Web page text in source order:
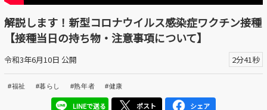
えどトピ
#えど推し
江戸川区でともに暮らそう / Living Together in Edogaw
解説します！新型コロナウイルス感染症ワクチン接種
【接種当日の持ち物・注意事項について】
令和3年6月10日 公開 2分41秒
#福祉 #暮らし #熟年者 #健康
LINEで送る ポスト シェア